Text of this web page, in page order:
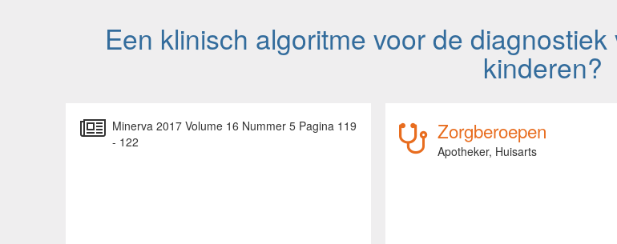
Een klinisch algoritme voor de
kinderen?
Minerva 2017 Volume 16 Nummer 5 Pagina 119
- 122
Zorgberoepen
Apotheker, Huisarts